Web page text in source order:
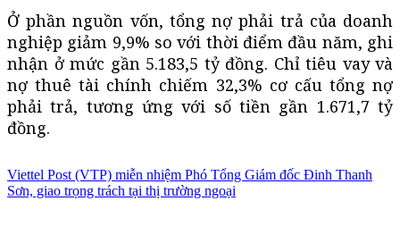
Ở phần nguồn vốn, tổng nợ phải trả của doanh
nghiệp giảm 9,9% so với thời điểm đầu năm, ghi
nhận ở mức gần 5.183,5 tỷ đồng. Chỉ tiêu vay và
nợ thuê tài chính chiếm 32,3% cơ cấu tổng nợ
phải trả, tương ứng với số tiền gần 1.671,7 tỷ
đồng.
Viettel Post (VTP) miễn nhiệm Phó Tổng Giám đốc Đinh Thanh
Sơn, giao trọng trách tại thị trường ngoại